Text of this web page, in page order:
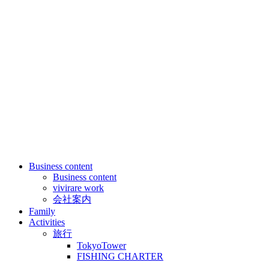
Business content
Business content
vivirare work
会社案内
Family
Activities
旅行
TokyoTower
FISHING CHARTER